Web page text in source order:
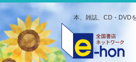
本、雑誌、CD・DVD